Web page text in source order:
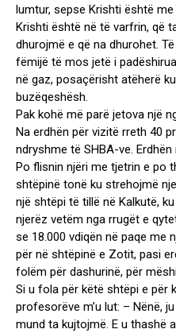
lumtur, sepse Krishti është
Krishti është në të varfrin, që
dhurojmë e që na dhurohet.
fëmijë të mos jetë i
në gaz, posaçërisht atëherë
buzëqeshësh.
Pak kohë më parë jetova një
Na erdhën për vizitë rreth 40
ndryshme të SHBA-ve.
Po flisnin njëri me tjetrin e po
shtëpinë tonë ku strehojmë
një shtëpi të tillë në Kalkutë,
njerëz vetëm nga rrugët e
se 18.000 vdiqën në paqe me
për në shtëpinë e Zotit, pasi
folëm për dashurinë, për
Si u fola për këtë shtëpi e për
profesorëve m’u lut: – Nënë,
mund ta kujtojmë. E u thashë